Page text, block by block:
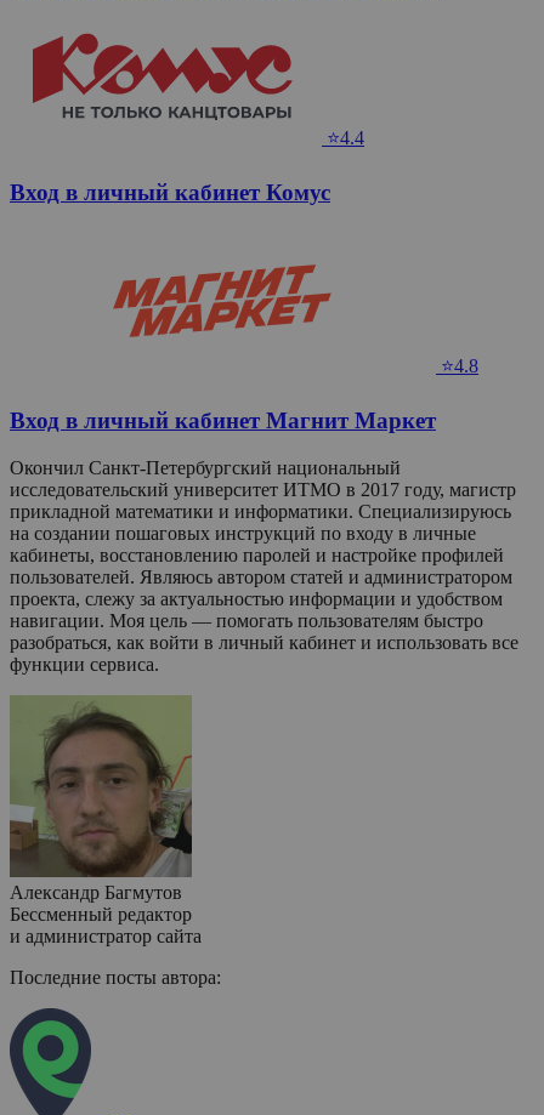
⭐4.4
Вход в личный кабинет Комус
⭐4.8
Вход в личный кабинет Магнит Маркет
Окончил Санкт-Петербургский национальный
исследовательский университет ИТМО в 2017 году, магистр
прикладной математики и информатики. Специализируюсь
на создании пошаговых инструкций по входу в личные
кабинеты, восстановлению паролей и настройке профилей
пользователей. Являюсь автором статей и администратором
проекта, слежу за актуальностью информации и удобством
навигации. Моя цель — помогать пользователям быстро
разобраться, как войти в личный кабинет и использовать все
функции сервиса.
Александр Багмутов
Бессменный редактор
и администратор сайта
Последние посты автора: